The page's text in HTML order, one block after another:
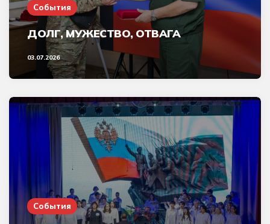
События
ДОЛГ, МУЖЕСТВО, ОТВАГА
03.07.2026
События